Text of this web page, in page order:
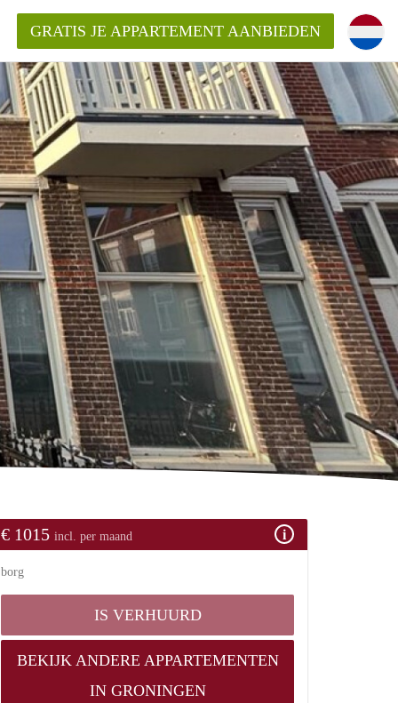
in Groningen?
GRATIS JE APPARTEMENT AANBIEDEN
€ 1015 incl. per maand
borg
IS VERHUURD
BEKIJK ANDERE APPARTEMENTEN
IN GRONINGEN